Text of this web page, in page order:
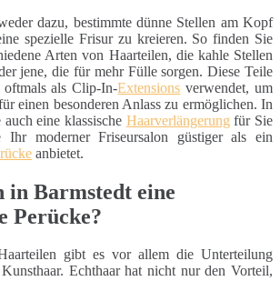
dazu, bestimmte dünne Stellen am Kopf
spezielle Frisur zu kreieren. So finden Sie
Arten von Haarteilen, die kahle Stellen
jene, die für mehr Fülle sorgen. Diese Teile
oftmals als Clip-In-Extensions verwendet, um
einen besonderen Anlass zu ermöglichen. In
eine klassische Haarverlängerung für Sie
Ihr moderner Friseursalon güstiger als ein
anbietet.
in Barmstedt eine
Perücke?
gibt es vor allem die Unterteilung
Echthaar hat nicht nur den Vorteil,